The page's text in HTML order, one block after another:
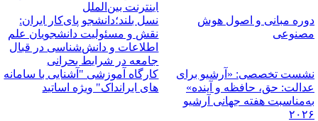
اینترنت بین‌الملل
مبانی و اصول هوش
نسل بلند؛دانشجو پای‌کار ایران:
نقش و مسئولیت دانشجویان علم
اطلاعات و دانش‌شناسی در قبال
جامعه در شرایط بحرانی
تخصصی: «آرشیو برای
حق، حافظه و آینده»
هفته جهانی آرشیو
کارگاه آموزشی "آشنایی با سامانه
های ایرانداک" ویژه اساتید